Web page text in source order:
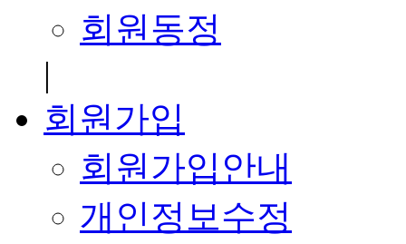
회원동정
|
회원가입
회원가입안내
개인정보수정